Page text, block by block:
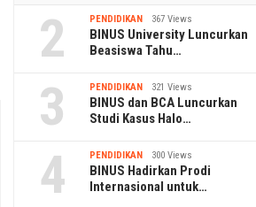
2 PENDIDIKAN 367 Views
BINUS University Luncurkan
Beasiswa Tahu…
3 PENDIDIKAN 321 Views
BINUS dan BCA Luncurkan
Studi Kasus Halo…
4 PENDIDIKAN 300 Views
BINUS Hadirkan Prodi
Internasional untuk…